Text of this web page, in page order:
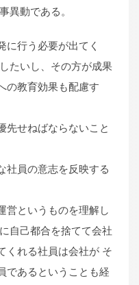
異動である。
行う必要が出てく
たいし、その方が成果
の教育効果も配慮す
先せねばならないこと
社員の意志を反映する
というものを理解し
自己都合を捨てて会社
くれる社員は会社が そ
であるということも経